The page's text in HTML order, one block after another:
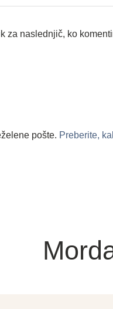
za naslednjič, ko
pošte. Preberite,